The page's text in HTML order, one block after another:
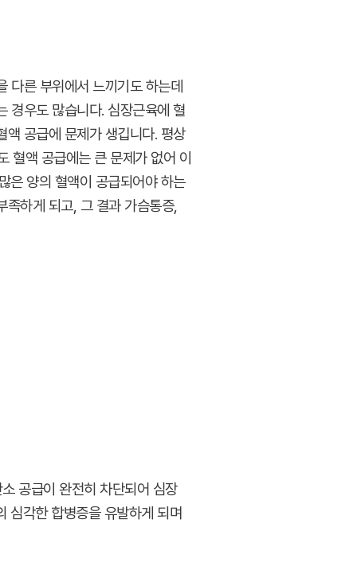
다른 부위에서 느끼기도 하는데
경우도 많습니다. 심장근육에 혈
공급에 문제가 생깁니다. 평상
혈액 공급에는 큰 문제가 없어 이
은 양의 혈액이 공급되어야 하는
족하게 되고, 그 결과 가슴통증,
공급이 완전히 차단되어 심장
심각한 합병증을 유발하게 되며